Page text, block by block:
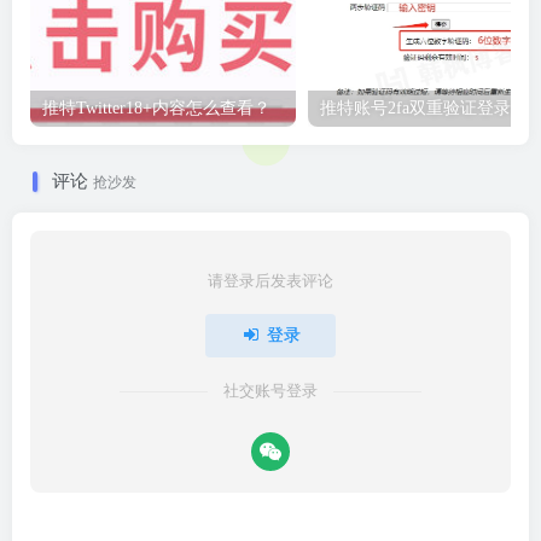
推特Twitter18+内容怎么查看？ 推特账号2fa双重验证登录教
评论 抢沙发
请登录后发表评论
登录
社交账号登录